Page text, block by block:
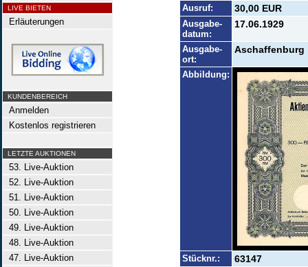
LIVE BIETEN
Erläuterungen
KUNDENBEREICH
Anmelden
Kostenlos registrieren
LETZTE AUKTIONEN
53. Live-Auktion
52. Live-Auktion
51. Live-Auktion
50. Live-Auktion
49. Live-Auktion
48. Live-Auktion
47. Live-Auktion
Ausruf: 30,00 EUR
Ausgabe-
datum:
17.06.1929
Ausgabe-
ort:
Aschaffenburg
Abbildung:
Stücknr.: 63147